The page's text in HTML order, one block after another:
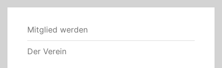
Mitglied werden
Der Verein